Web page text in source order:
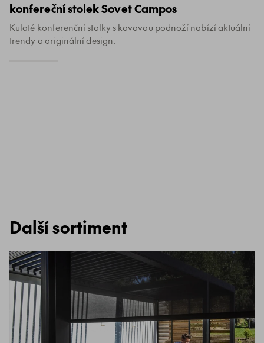
konfereční stolek Sovet Campos
Kulaté konferenční stolky s kovovou podnoží nabízí aktuální
trendy a originální design.
Další sortiment